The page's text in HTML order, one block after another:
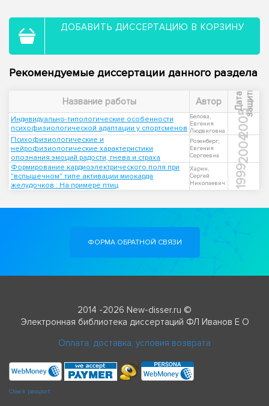
ДОБАВИТЬ ДИССЕРТАЦИЮ В КОРЗИНУ
Рекомендуемые диссертации данного раздела
Название работы Автор Д
а
т
а
з
а
щ
и
ты
Индивидуально-типологические особенности
психофизиологической адаптации у спортсменов
Белова,
Евгения
Людвиговна
2005
Психофизиологические и
нейрофизиологические характеристики
опознания эмоций радости, гнева и страха
Розенберг,
Евгения
Сергеевна
2004
Формирование кардиоэлектрического поля при
"вспышечном" типе активации миокарда
желудочков : На примере птиц
Харин,
Сергей
Николаевич
1999
ФОРМА ОБРАТНОЙ СВЯЗИ
2014 -2026 New-disser.ru ©
Электронная библиотека диссертаций ФЛ Иванов Е О
Оплата, доставка, условия возврата
Check passport